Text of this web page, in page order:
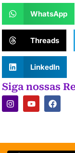
WhatsApp
Threads
LinkedIn
Siga nossas